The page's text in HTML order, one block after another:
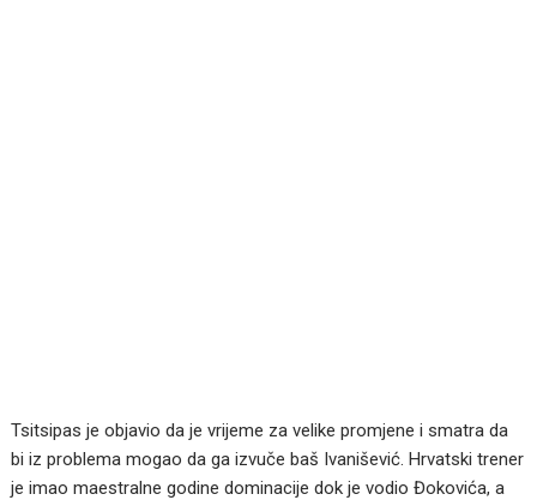
Tsitsipas je objavio da je vrijeme za velike promjene i smatra da
bi iz problema mogao da ga izvuče baš Ivanišević. Hrvatski trener
je imao maestralne godine dominacije dok je vodio Đokovića, a